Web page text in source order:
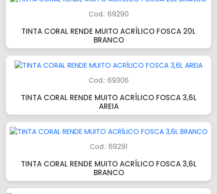
Cod.: 69290
TINTA CORAL RENDE MUITO ACRÍLICO FOSCA 20L
BRANCO
Cod.: 69306
TINTA CORAL RENDE MUITO ACRÍLICO FOSCA 3,6L
AREIA
Cod.: 69291
TINTA CORAL RENDE MUITO ACRÍLICO FOSCA 3,6L
BRANCO